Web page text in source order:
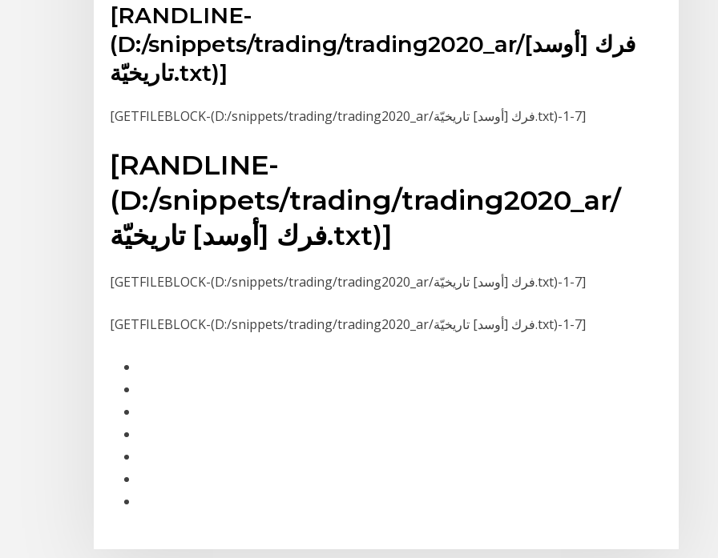
[RANDLINE-
(D:/snippets/trading/trading2020_ar/فرك [أوسد]
تاريخيّة.txt)]
[GETFILEBLOCK-(D:/snippets/trading/trading2020_ar/فرك [أوسد] تاريخيّة.txt)-1-7]
[RANDLINE-
(D:/snippets/trading/trading2020_ar/
فرك [أوسد] تاريخيّة.txt)]
[GETFILEBLOCK-(D:/snippets/trading/trading2020_ar/فرك [أوسد] تاريخيّة.txt)-1-7]
[GETFILEBLOCK-(D:/snippets/trading/trading2020_ar/فرك [أوسد] تاريخيّة.txt)-1-7]